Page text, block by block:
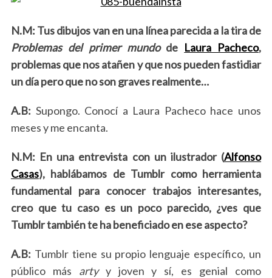
N.M: Tus dibujos van en una línea parecida a la tira de
Problemas del primer mundode Laura Pacheco,
problemas que nos atañen y que nos pueden fastidiar
un día pero que no son graves realmente…
A.B: Supongo. Conocí a Laura Pacheco hace unos
meses y me encanta.
N.M: En una entrevista con un ilustrador (Alfonso
Casas), hablábamos de Tumblr como herramienta
fundamental para conocer trabajos interesantes,
creo que tu caso es un poco parecido, ¿ves que
Tumblr también te ha beneficiado en ese aspecto?
A.B: Tumblr tiene su propio lenguaje específico, un
público más artyy joven y sí, es genial como